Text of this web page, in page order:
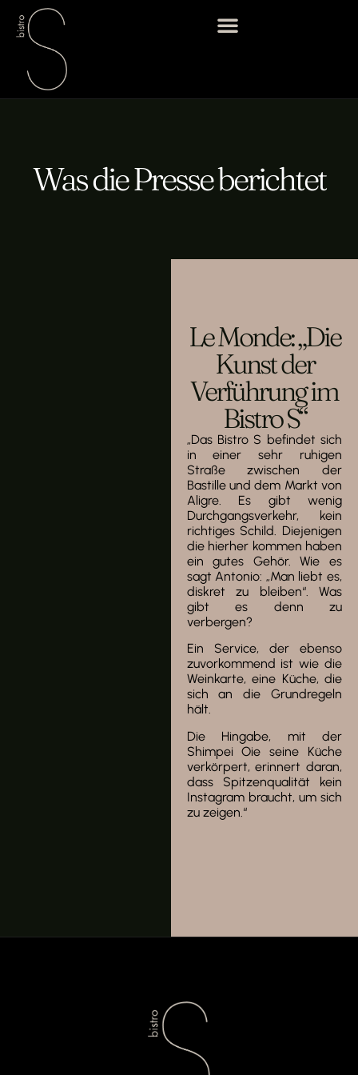
Was die Presse berichtet
Le Monde: „Die
Kunst der
Verführung im
Bistro S“
„Das Bistro S befindet sich
in einer sehr ruhigen
Straße zwischen der
Bastille und dem Markt von
Aligre. Es gibt wenig
Durchgangsverkehr, kein
richtiges Schild. Diejenigen
die hierher kommen haben
ein gutes Gehör. Wie es
sagt Antonio: „Man liebt es,
diskret zu bleiben“. Was
gibt es denn zu
verbergen?
Ein Service, der ebenso
zuvorkommend ist wie die
Weinkarte, eine Küche, die
sich an die Grundregeln
hält.
Die Hingabe, mit der
Shimpei Oie seine Küche
verkörpert, erinnert daran,
dass Spitzenqualität kein
Instagram braucht, um sich
zu zeigen.“